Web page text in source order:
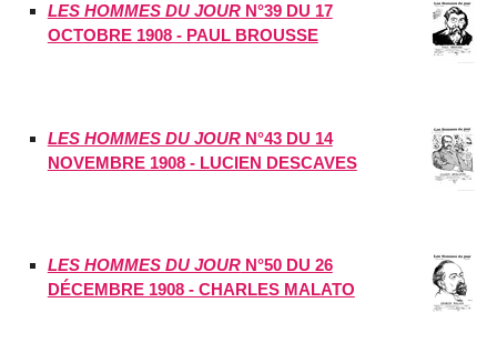
LES HOMMES DU JOURN°39 DU 17
OCTOBRE 1908 - PAUL BROUSSE
LES HOMMES DU JOURN°43 DU 14
NOVEMBRE 1908 - LUCIEN DESCAVES
LES HOMMES DU JOURN°50 DU 26
DÉCEMBRE 1908 - CHARLES MALATO